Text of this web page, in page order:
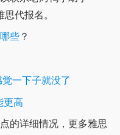
代报名。
些？
一下子就没了
更高
的详细情况，更多雅思